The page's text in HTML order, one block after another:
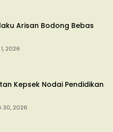
Arisan Bodong Bebas
2026
Kepsek Nodai Pendidikan
30, 2026